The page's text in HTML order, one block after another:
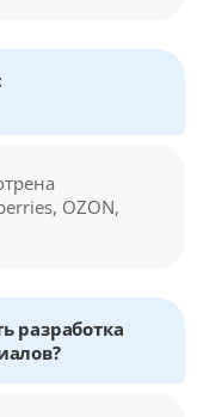
OZON,
разработка